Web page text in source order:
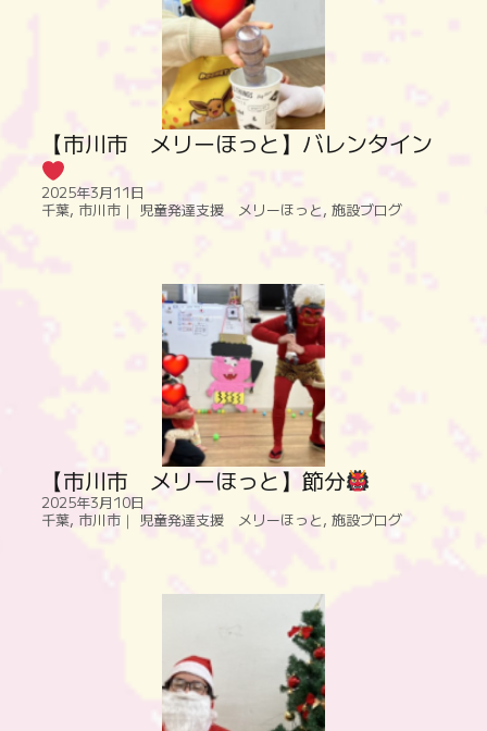
【市川市 メリーほっと】バレンタイン
2025年3月11日
千葉, 市川市｜ 児童発達支援 メリーほっと, 施設ブログ
【市川市 メリーほっと】節分
2025年3月10日
千葉, 市川市｜ 児童発達支援 メリーほっと, 施設ブログ